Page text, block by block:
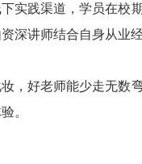
实践渠道，学员在校
深讲师结合自身从业
，好老师能少走无数
。